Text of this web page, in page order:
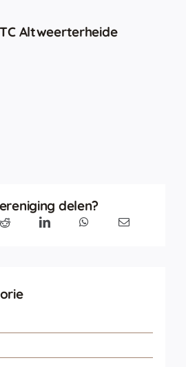
Altweerterheide
delen?